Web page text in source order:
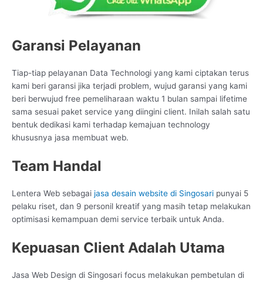
Garansi Pelayanan
Tiap-tiap pelayanan Data Technologi yang kami ciptakan terus
kami beri garansi jika terjadi problem, wujud garansi yang kami
beri berwujud free pemeliharaan waktu 1 bulan sampai lifetime
sama sesuai paket service yang diingini client. Inilah salah satu
bentuk dedikasi kami terhadap kemajuan technology
khususnya jasa membuat web.
Team Handal
Lentera Web sebagai jasa desain website di Singosari punyai 5
pelaku riset, dan 9 personil kreatif yang masih tetap melakukan
optimisasi kemampuan demi service terbaik untuk Anda.
Kepuasan Client Adalah Utama
Jasa Web Design di Singosari focus melakukan pembetulan di